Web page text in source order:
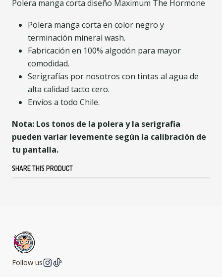
Polera manga corta diseño Maximum The Hormone
Polera manga corta en color negro y
terminación mineral wash.
Fabricación en 100% algodón para mayor
comodidad.
Serigrafías por nosotros con tintas al agua de
alta calidad tacto cero.
Envíos a todo Chile.
Nota: Los tonos de la polera y la serigrafia
pueden variar levemente según la calibración de
tu pantalla.
SHARE THIS PRODUCT
Follow us